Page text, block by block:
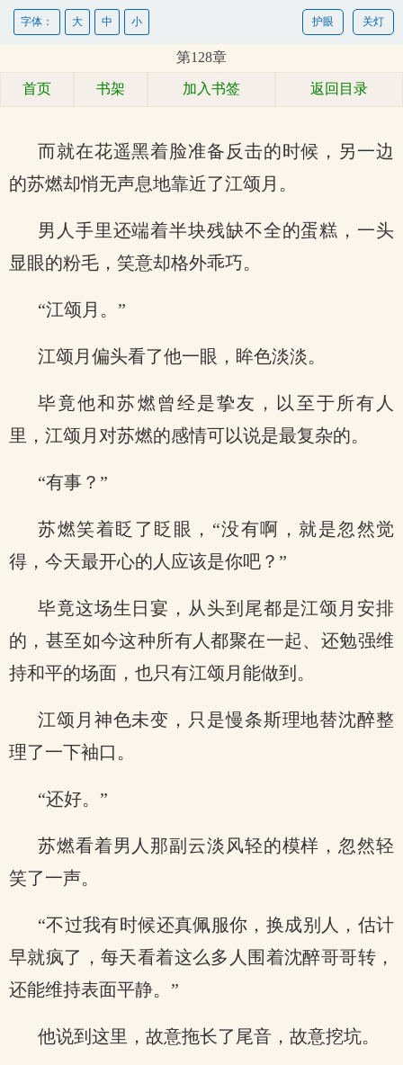
关灯
护眼
字体： 大 中 小
第128章
首页 书架 加入书签 返回目录
而就在花遥黑着脸准备反击的时候，另一边
的苏燃却悄无声息地靠近了江颂月。
男人手里还端着半块残缺不全的蛋糕，一头
显眼的粉毛，笑意却格外乖巧。
“江颂月。”
江颂月偏头看了他一眼，眸色淡淡。
毕竟他和苏燃曾经是挚友，以至于所有人
里，江颂月对苏燃的感情可以说是最复杂的。
“有事？”
苏燃笑着眨了眨眼，“没有啊，就是忽然觉
得，今天最开心的人应该是你吧？”
毕竟这场生日宴，从头到尾都是江颂月安排
的，甚至如今这种所有人都聚在一起、还勉强维
持和平的场面，也只有江颂月能做到。
江颂月神色未变，只是慢条斯理地替沈醉整
理了一下袖口。
“还好。”
苏燃看着男人那副云淡风轻的模样，忽然轻
笑了一声。
“不过我有时候还真佩服你，换成别人，估计
早就疯了，每天看着这么多人围着沈醉哥哥转，
还能维持表面平静。”
他说到这里，故意拖长了尾音，故意挖坑。